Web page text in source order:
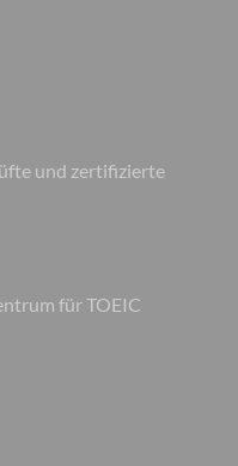
und zertifizierte
für TOEIC